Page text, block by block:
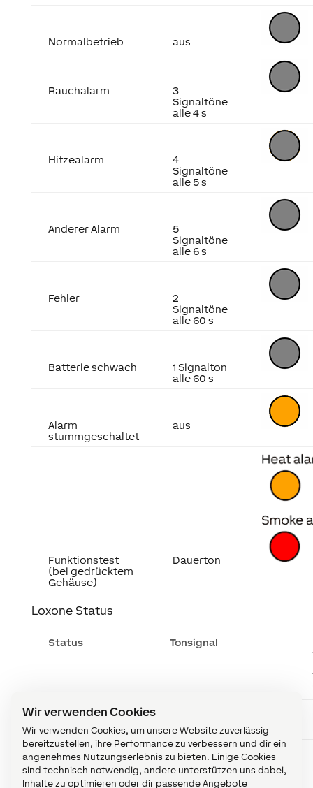
Wir verwenden Cookies
Wir verwenden Cookies, um unsere Website zuverlässig
bereitzustellen, ihre Performance zu verbessern und dir ein
angenehmes Nutzungserlebnis zu bieten. Einige Cookies
sind technisch notwendig, andere unterstützen uns dabei,
Inhalte zu optimieren oder dir passende Angebote
Normalbetrieb aus
Rauchalarm
3
Signaltöne
alle 4 s
Hitzealarm
4
Signaltöne
alle 5 s
Anderer Alarm
5
Signaltöne
alle 6 s
Fehler
2
Signaltöne
alle 60 s
Batterie schwach
1 Signalton
alle 60 s
Alarm
stummgeschaltet
aus
Funktionstest
(bei gedrücktem
Gehäuse)
Dauerton
Loxone Status
Status Tonsignal
Normalbetrieb aus
Verbunden aber
nicht in
aus